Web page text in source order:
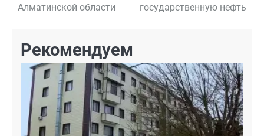
записям
Алматинской области
государственную нефть
Рекомендуем